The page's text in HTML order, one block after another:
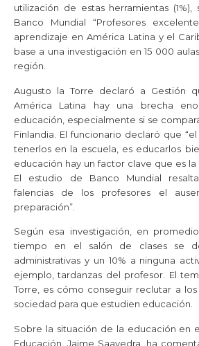
utilización de estas herramientas
Banco Mundial “Profesores
aprendizaje en América Latina y el
base a una investigación en 15 000
región.
Augusto la Torre declaró a Gestión
América Latina hay una brecha
educación, especialmente si se
Finlandia. El funcionario declaró que
tenerlos en la escuela, es educarlos
educación hay un factor clave que es la
El estudio de Banco Mundial
falencias de los profesores el
preparación”.
Según esa investigación, en
tiempo en el salón de clases se
administrativas y un 10% a ninguna
ejemplo, tardanzas del profesor. El
Torre, es cómo conseguir reclutar a
sociedad para que estudien educación.
Sobre la situación de la educación en
Educación, Jaime Saavedra, ha